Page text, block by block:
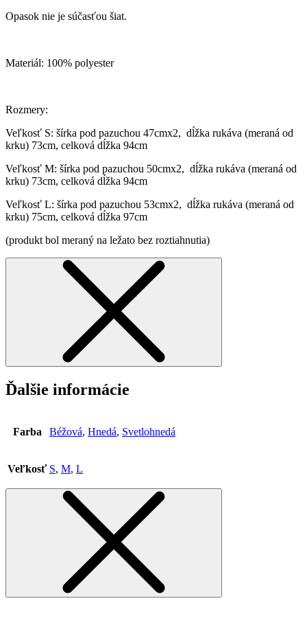
Opasok nie je súčasťou šiat.
Materiál: 100% polyester
Rozmery:
Veľkosť S: šírka pod pazuchou 47cmx2, dĺžka rukáva (meraná od
krku) 73cm, celková dĺžka 94cm
Veľkosť M: šírka pod pazuchou 50cmx2, dĺžka rukáva (meraná od
krku) 73cm, celková dĺžka 94cm
Veľkosť L: šírka pod pazuchou 53cmx2, dĺžka rukáva (meraná od
krku) 75cm, celková dĺžka 97cm
(produkt bol meraný na ležato bez roztiahnutia)
Ďalšie informácie
Farba Béžová, Hnedá, Svetlohnedá
Veľkosť S, M, L